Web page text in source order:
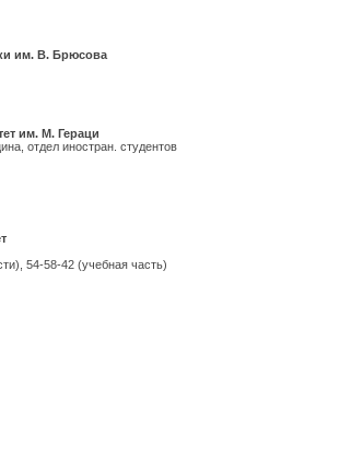
им. В. Брюсова
им. М. Гераци
отдел иностран. студентов
54-58-42 (учебная часть)